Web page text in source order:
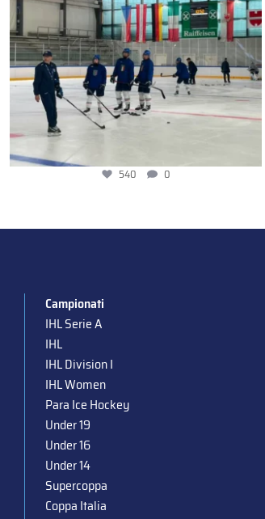
540 0
Campionati
IHL Serie A
IHL
IHL Division I
IHL Women
Para Ice Hockey
Under 19
Under 16
Under 14
Supercoppa
Coppa Italia